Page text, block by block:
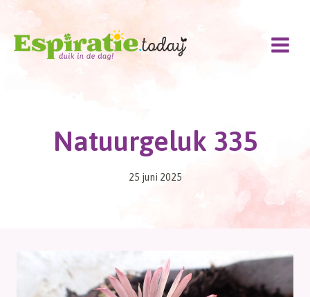
Doorgaan
inhoud
Natuurgeluk 335
25 juni 2025